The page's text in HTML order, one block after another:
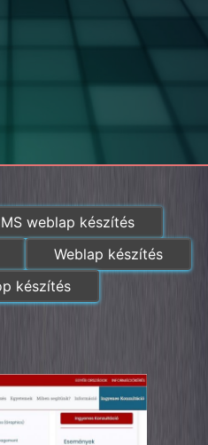
weblap készítés
Weblap készítés
készítés